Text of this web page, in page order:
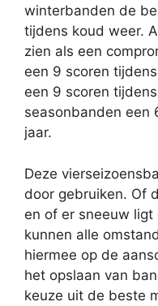
winterbanden de
tijdens koud weer.
zien als een
een 9 scoren
een 9 scoren
seasonbanden een
jaar.
Deze
door gebruiken. Of
en of er sneeuw
kunnen alle
hiermee op de
het opslaan van
keuze uit de beste